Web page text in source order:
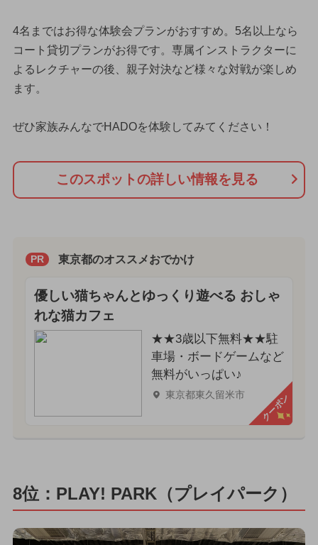
4名まではお得な体験会プランがおすすめ。5名以上なら
コート貸切プランがお得です。専属インストラクターに
よるレクチャーの後、親子対決など様々な対戦が楽しめ
ます。
ぜひ家族みんなでHADOを体験してみてください！
このスポットの詳しい情報を見る
PR 東京都のオススメおでかけ
優しい猫ちゃんとゆっくり遊べる おしゃ
れな猫カフェ
★★3歳以下無料★★駐
車場・ボードゲームなど
無料がいっぱい♪
東京都東久留米市 クーポン
8位：PLAY! PARK（プレイパーク）